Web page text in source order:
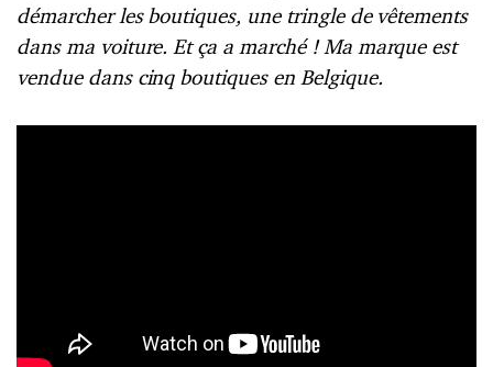
démarcher les boutiques, une tringle de vêtements
dans ma voiture. Et ça a marché ! Ma marque est
vendue dans cinq boutiques en Belgique.